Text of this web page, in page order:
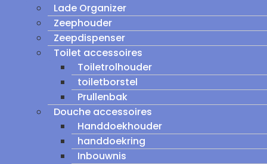
Lade Organizer
Zeephouder
Zeepdispenser
Toilet accessoires
Toiletrolhouder
toiletborstel
Prullenbak
Douche accessoires
Handdoekhouder
handdoekring
Inbouwnis